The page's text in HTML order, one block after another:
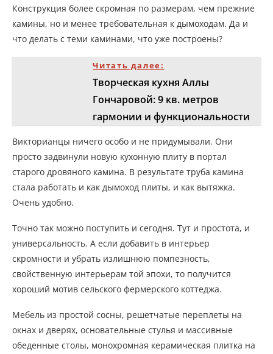
Конструкция более скромная по размерам, чем прежние
камины, но и менее требовательная к дымоходам. Да и
что делать с теми каминами, что уже построены?
Читать далее:
Творческая кухня Аллы
Гончаровой: 9 кв. метров
гармонии и функциональности
Викторианцы ничего особо и не придумывали. Они
просто задвинули новую кухонную плиту в портал
старого дровяного камина. В результате труба камина
стала работать и как дымоход плиты, и как вытяжка.
Очень удобно.
Точно так можно поступить и сегодня. Тут и простота, и
универсальность. А если добавить в интерьер
скромности и убрать излишнюю помпезность,
свойственную интерьерам той эпохи, то получится
хороший мотив сельского фермерского коттеджа.
Мебель из простой сосны, решетчатые переплеты на
окнах и дверях, основательные стулья и массивные
обеденные столы, монохромная керамическая плитка на